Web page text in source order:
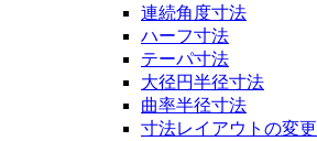
連続角度寸法
ハーフ寸法
テーパ寸法
大径円半径寸法
曲率半径寸法
寸法レイアウトの変更